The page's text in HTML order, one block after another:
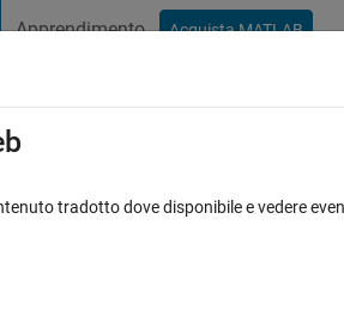
Apprendimento Acquista MATLAB
tradotto dove disponibile e vedere